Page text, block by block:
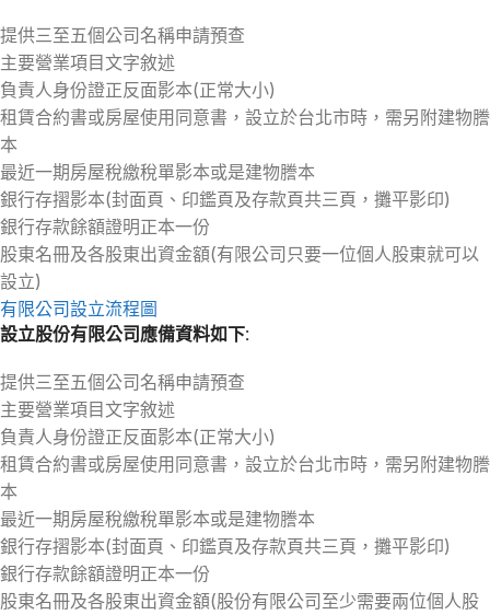
提供三至五個公司名稱申請預查
主要營業項目文字敘述
負責人身份證正反面影本(正常大小)
租賃合約書或房屋使用同意書，設立於台北市時，需另附建物謄
本
最近一期房屋稅繳稅單影本或是建物謄本
銀行存摺影本(封面頁、印鑑頁及存款頁共三頁，攤平影印)
銀行存款餘額證明正本一份
股東名冊及各股東出資金額(有限公司只要一位個人股東就可以
設立)
有限公司設立流程圖
設立股份有限公司應備資料如下:
提供三至五個公司名稱申請預查
主要營業項目文字敘述
負責人身份證正反面影本(正常大小)
租賃合約書或房屋使用同意書，設立於台北市時，需另附建物謄
本
最近一期房屋稅繳稅單影本或是建物謄本
銀行存摺影本(封面頁、印鑑頁及存款頁共三頁，攤平影印)
銀行存款餘額證明正本一份
股東名冊及各股東出資金額(股份有限公司至少需要兩位個人股